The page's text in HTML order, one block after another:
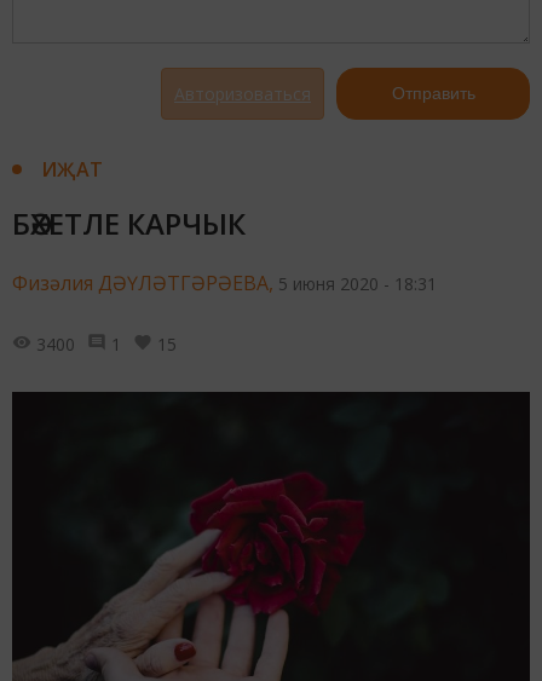
Авторизоваться Отправить
ИҖАТ
БӘХЕТЛЕ КАРЧЫК
Физәлия ДӘҮЛӘТГӘРӘЕВА, 5 июня 2020 - 18:31
3400 1 15